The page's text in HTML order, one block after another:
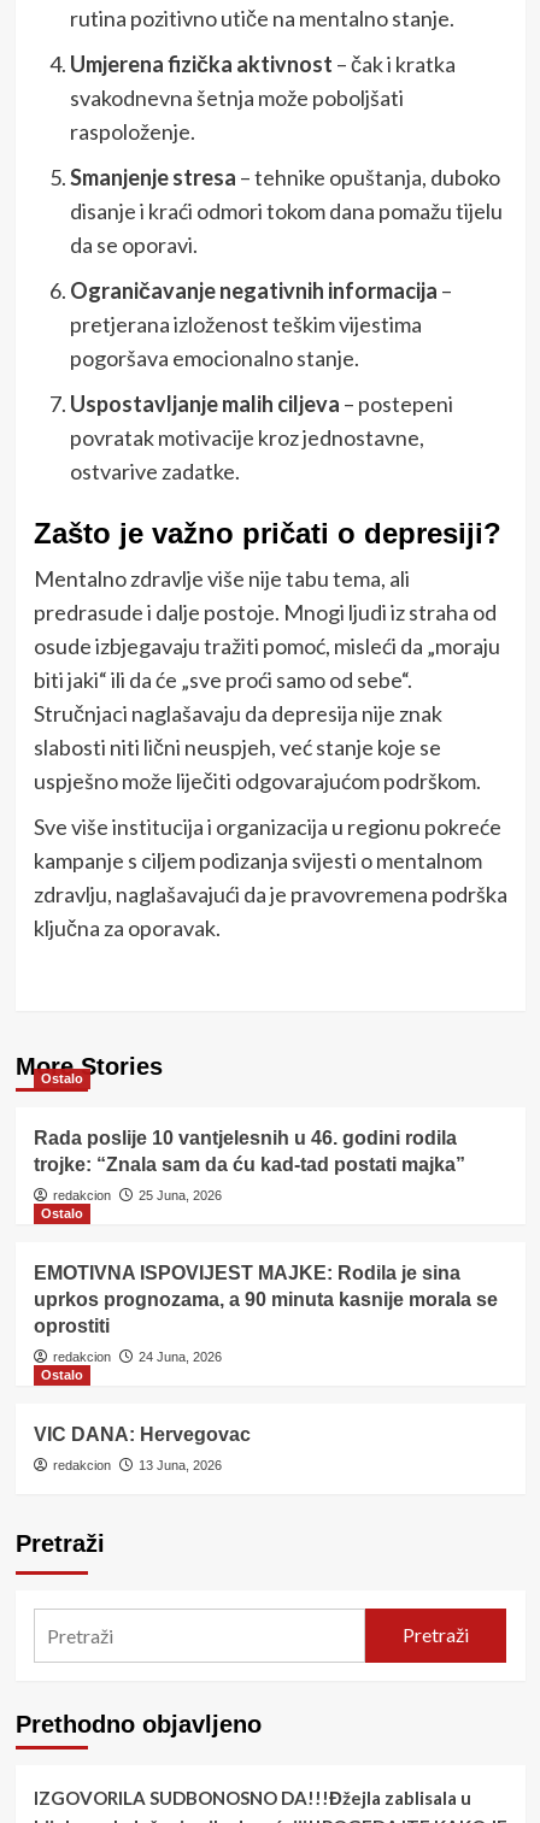
rutina pozitivno utiče na mentalno stanje.
Umjerena fizička aktivnost – čak i kratka
svakodnevna šetnja može poboljšati
raspoloženje.
Smanjenje stresa – tehnike opuštanja, duboko
disanje i kraći odmori tokom dana pomažu tijelu
da se oporavi.
Ograničavanje negativnih informacija –
pretjerana izloženost teškim vijestima
pogoršava emocionalno stanje.
Uspostavljanje malih ciljeva – postepeni
povratak motivacije kroz jednostavne,
ostvarive zadatke.
Zašto je važno pričati o depresiji?
Mentalno zdravlje više nije tabu tema, ali
predrasude i dalje postoje. Mnogi ljudi iz straha od
osude izbjegavaju tražiti pomoć, misleći da „moraju
biti jaki“ ili da će „sve proći samo od sebe“.
Stručnjaci naglašavaju da depresija nije znak
slabosti niti lični neuspjeh, već stanje koje se
uspješno može liječiti odgovarajućom podrškom.
Sve više institucija i organizacija u regionu pokreće
kampanje s ciljem podizanja svijesti o mentalnom
zdravlju, naglašavajući da je pravovremena podrška
ključna za oporavak.
More Stories
Ostalo
Rada poslije 10 vantjelesnih u 46. godini rodila
trojke: “Znala sam da ću kad-tad postati majka”
redakcion
25 Juna, 2026
Ostalo
EMOTIVNA ISPOVIJEST MAJKE: Rodila je sina
uprkos prognozama, a 90 minuta kasnije morala se
oprostiti
redakcion
24 Juna, 2026
Ostalo
VIC DANA: Hervegovac
redakcion 13 Juna, 2026
Pretraži
Pretraži
Prethodno objavljeno
IZGOVORILA SUDBONOSNO DA!!!Đžejla zablisala u